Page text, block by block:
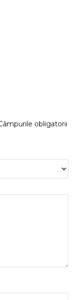
obligatorii